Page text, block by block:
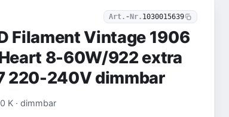
Art.-Nr. 1030015639
Filament Vintage 1906
8-60W/922 extra
220-240V dimmbar
K · dimmbar